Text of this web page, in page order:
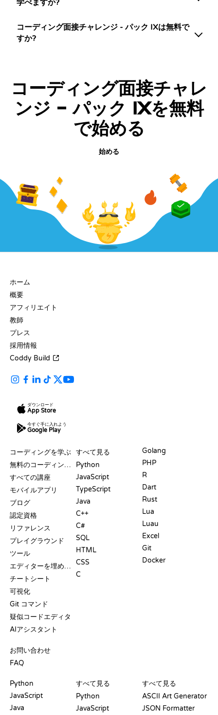
学べますか?
コーディング面接チャレンジ - パック IXは無料で
すか?
コーディング面接チャレ
ンジ - パック IXを無料
で始める
始める
ホーム
概要
アフィリエイト
教師
プレス
採用情報
Coddy Build
ダウンロード
App Store
今すぐ手に入れよう
Google Play
コーディングを学ぶ
無料のコーディングサイト
すべての講座
モバイルアプリ
ブログ
認定資格
リファレンス
プレイグラウンド
ツール
エディターを埋め込む
チートシート
可視化
Git コマンド
疑似コードエディタ
AIアシスタント
お問い合わせ
FAQ
すべて見る
Python
JavaScript
TypeScript
Java
C++
C#
SQL
HTML
CSS
C
Golang
PHP
R
Dart
Rust
Lua
Luau
Excel
Git
Docker
Python
JavaScript
Java
すべて見る
Python
JavaScript
すべて見る
ASCII Art Generator
JSON Formatter